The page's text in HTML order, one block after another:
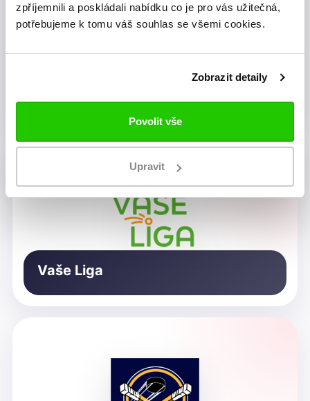
zpříjemnili a poskládali nabídku co je pro vás užitečná,
potřebujeme k tomu váš souhlas se všemi cookies.
Zobrazit detaily
Povolit vše
Upravit
Vaše Liga